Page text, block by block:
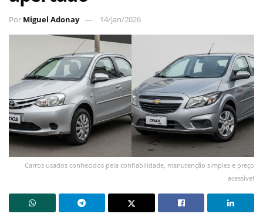
Por Miguel Adonay 14/jan/2026
Carros usados conhecidos pela confiabilidade, manutenção simples e preço
acessível